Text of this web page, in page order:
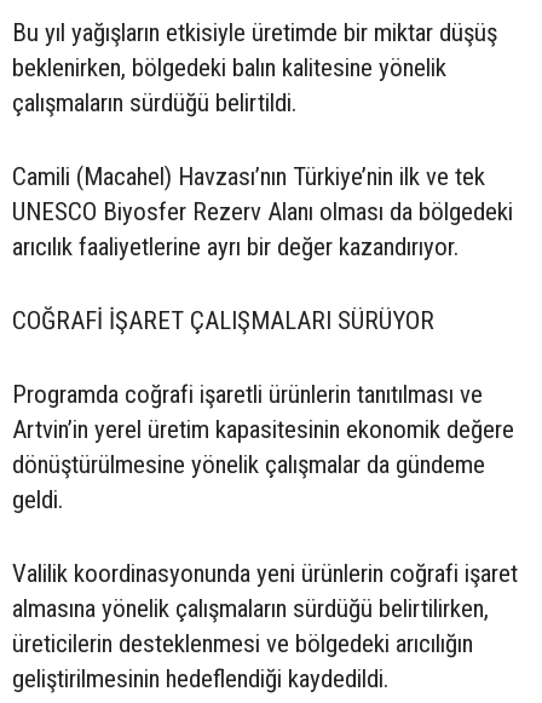
Bu yıl yağışların etkisiyle üretimde bir miktar düşüş
beklenirken, bölgedeki balın kalitesine yönelik
çalışmaların sürdüğü belirtildi.
Camili (Macahel) Havzası’nın Türkiye’nin ilk ve tek
UNESCO Biyosfer Rezerv Alanı olması da bölgedeki
arıcılık faaliyetlerine ayrı bir değer kazandırıyor.
COĞRAFİ İŞARET ÇALIŞMALARI SÜRÜYOR
Programda coğrafi işaretli ürünlerin tanıtılması ve
Artvin’in yerel üretim kapasitesinin ekonomik değere
dönüştürülmesine yönelik çalışmalar da gündeme
geldi.
Valilik koordinasyonunda yeni ürünlerin coğrafi işaret
almasına yönelik çalışmaların sürdüğü belirtilirken,
üreticilerin desteklenmesi ve bölgedeki arıcılığın
geliştirilmesinin hedeflendiği kaydedildi.